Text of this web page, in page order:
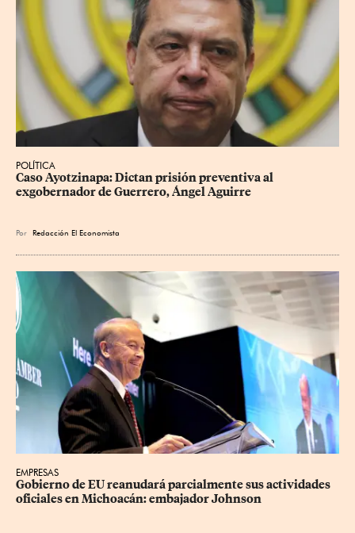
POLÍTICA
Caso Ayotzinapa: Dictan prisión preventiva al
exgobernador de Guerrero, Ángel Aguirre
Por Redacción El Economista
EMPRESAS
Gobierno de EU reanudará parcialmente sus actividades
oficiales en Michoacán: embajador Johnson